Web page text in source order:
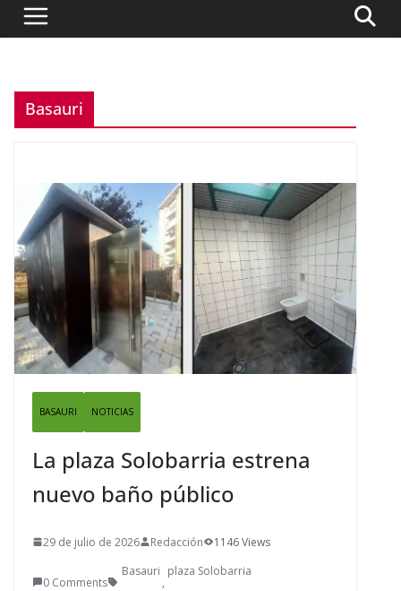
Basauri
BASAURI NOTICIAS
La plaza Solobarria estrena
nuevo baño público
29 de julio de 2026 Redacción 1146 Views
0 Comments
Basauri
,
plaza Solobarria